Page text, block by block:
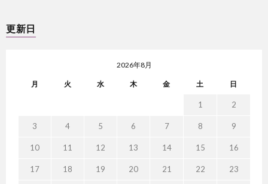
更新日
2026年8月
月 火 水 木 金 土 日
1 2
3 4 5 6 7 8 9
10 11 12 13 14 15 16
17 18 19 20 21 22 23